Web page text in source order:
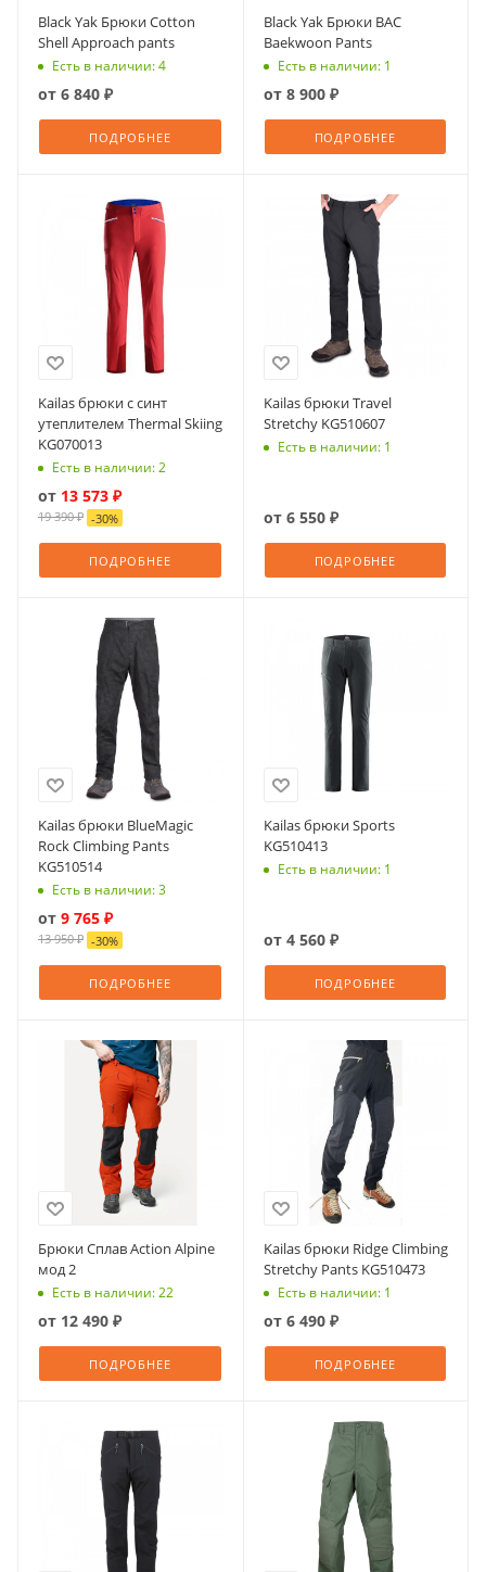
Black Yak Брюки Cotton
Shell Approach pants
Есть в наличии: 4
от 6 840 ₽
ПОДРОБНЕЕ
Black Yak Брюки BAC
Baekwoon Pants
Есть в наличии: 1
от 8 900 ₽
ПОДРОБНЕЕ
Kailas брюки с синт
утеплителем Thermal Skiing
KG070013
Есть в наличии: 2
от 13 573 ₽
19 390 ₽ -30%
ПОДРОБНЕЕ
Kailas брюки Travel
Stretchy KG510607
Есть в наличии: 1
от 6 550 ₽
ПОДРОБНЕЕ
Kailas брюки BlueMagic
Rock Climbing Pants
KG510514
Есть в наличии: 3
от 9 765 ₽
13 950 ₽ -30%
ПОДРОБНЕЕ
Kailas брюки Sports
KG510413
Есть в наличии: 1
от 4 560 ₽
ПОДРОБНЕЕ
Брюки Сплав Action Alpine
мод 2
Есть в наличии: 22
от 12 490 ₽
ПОДРОБНЕЕ
Kailas брюки Ridge Climbing
Stretchy Pants KG510473
Есть в наличии: 1
от 6 490 ₽
ПОДРОБНЕЕ